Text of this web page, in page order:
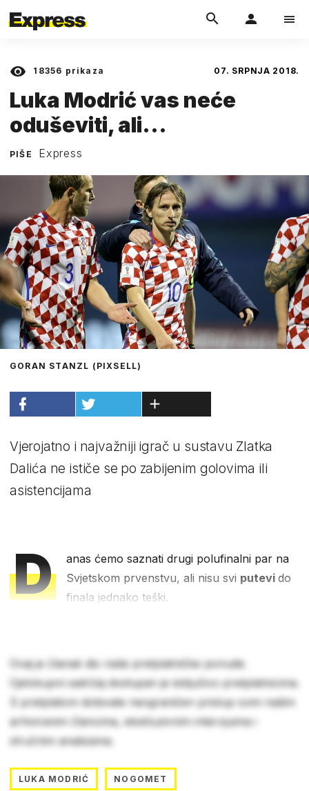
18356 prikaza 07. SRPNJA 2018.
Luka Modrić vas neće
oduševiti, ali...
PIŠE Express
GORAN STANZL (PIXSELL)
Vjerojatno i najvažniji igrač u sustavu Zlatka
Dalića ne ističe se po zabijenim golovima ili
asistencijama
D
anas ćemo saznati drugi polufinalni par na
Svjetskom prvenstvu, ali nisu svi putevido
finala jednako teški.
Ovaj je članak dio naše pretplatničke ponude.
Cjelokupni sadržaj dostupan je isključivo pretplatnicima.
S pretplatom dobivate neograničen pristup svim našim
arhiviranim člancima, ekskluzivnim intervjuima i
stručnim analizama.
LUKA MODRIĆ NOGOMET